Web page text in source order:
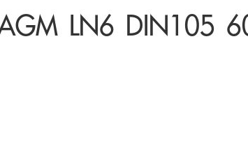
LN6 DIN105